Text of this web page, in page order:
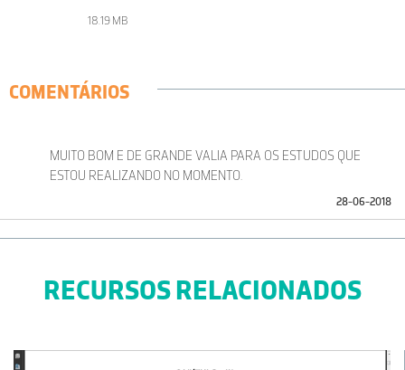
18.19 MB
COMENTÁRIOS
MUITO BOM E DE GRANDE VALIA PARA OS ESTUDOS QUE
ESTOU REALIZANDO NO MOMENTO.
28-06-2018
RECURSOS RELACIONADOS